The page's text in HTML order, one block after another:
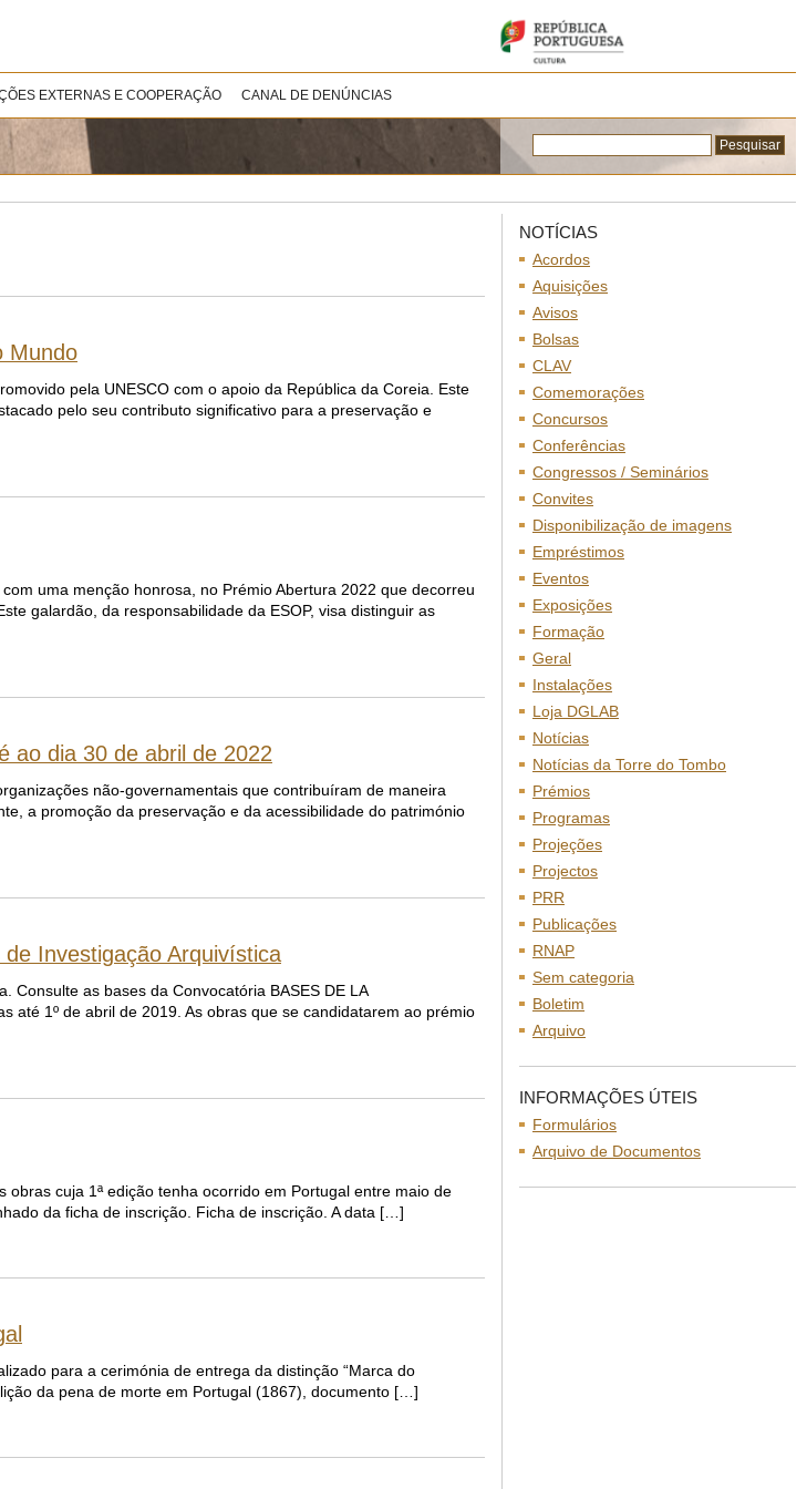
EXTERNAS E COOPERAÇÃO CANAL DE DENÚNCIAS
Mundo
pela UNESCO com o apoio da República da Coreia. Este
pelo seu contributo significativo para a preservação e
uma menção honrosa, no Prémio Abertura 2022 que decorreu
galardão, da responsabilidade da ESOP, visa distinguir as
ao dia 30 de abril de 2022
não-governamentais que contribuíram de maneira
a promoção da preservação e da acessibilidade do património
Investigação Arquivística
Consulte as bases da Convocatória BASES DE LA
até 1º de abril de 2019. As obras que se candidatarem ao prémio
cuja 1ª edição tenha ocorrido em Portugal entre maio de
da ficha de inscrição. Ficha de inscrição. A data […]
para a cerimónia de entrega da distinção “Marca do
da pena de morte em Portugal (1867), documento […]
NOTÍCIAS
Acordos
Aquisições
Avisos
Bolsas
CLAV
Comemorações
Concursos
Conferências
Congressos / Seminários
Convites
Disponibilização de imagens
Empréstimos
Eventos
Exposições
Formação
Geral
Instalações
Loja DGLAB
Notícias
Notícias da Torre do Tombo
Prémios
Programas
Projeções
Projectos
PRR
Publicações
RNAP
Sem categoria
Boletim
Arquivo
INFORMAÇÕES ÚTEIS
Formulários
Arquivo de Documentos